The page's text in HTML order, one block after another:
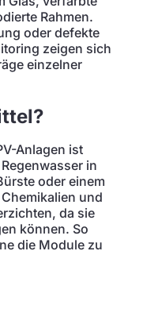
Rahmen.
oder defekte
zeigen sich
einzelner
Anlagen ist
in
oder einem
und
da sie
können. So
die Module zu